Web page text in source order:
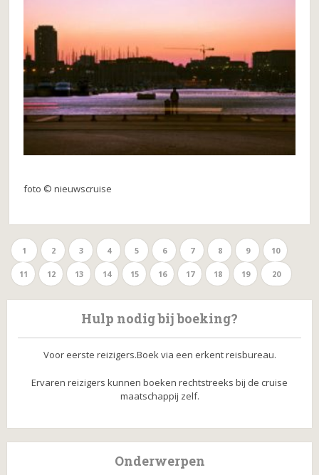
foto © nieuwscruise
1 2 3 4 5 6 7 8 9 10
11 12 13 14 15 16 17 18 19 20
Hulp nodig bij boeking?
Voor eerste reizigers.Boek via een erkent reisbureau.
Ervaren reizigers kunnen boeken rechtstreeks bij de cruise
maatschappij zelf.
Onderwerpen